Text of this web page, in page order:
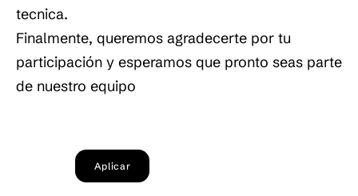
tecnica.
Finalmente, queremos agradecerte por tu
participación y esperamos que pronto seas parte
de nuestro equipo
Aplicar